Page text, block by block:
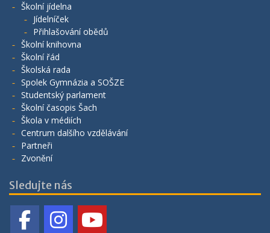
Školní jídelna
Jídelníček
Přihlašování obědů
Školní knihovna
Školní řád
Školská rada
Spolek Gymnázia a SOŠZE
Studentský parlament
Školní časopis Šach
Škola v médiích
Centrum dalšího vzdělávání
Partneři
Zvonění
Sledujte nás